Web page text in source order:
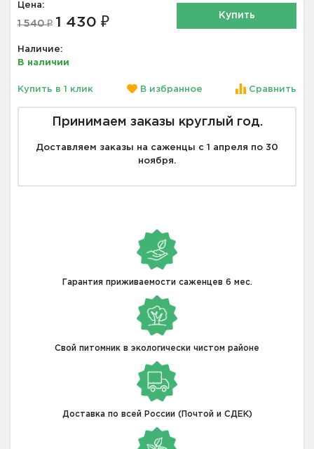
Цена:
1 540 ₽ 1 430 ₽
Наличие:
В наличии
Купить
Купить в 1 клик В избранное Сравнить
Принимаем заказы круглый год.
Доставляем заказы на саженцы с 1 апреля по 30
ноября.
Гарантия приживаемости саженцев 6 мес.
Свой питомник в экологически чистом районе
Доставка по всей России (Почтой и СДЕК)